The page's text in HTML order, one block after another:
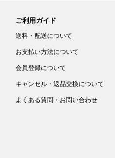
ご利用ガイド
送料・配送について
お支払い方法について
会員登録について
キャンセル・返品交換について
よくある質問・お問い合わせ